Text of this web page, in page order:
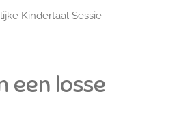
Kindertaal Sessie
een losse